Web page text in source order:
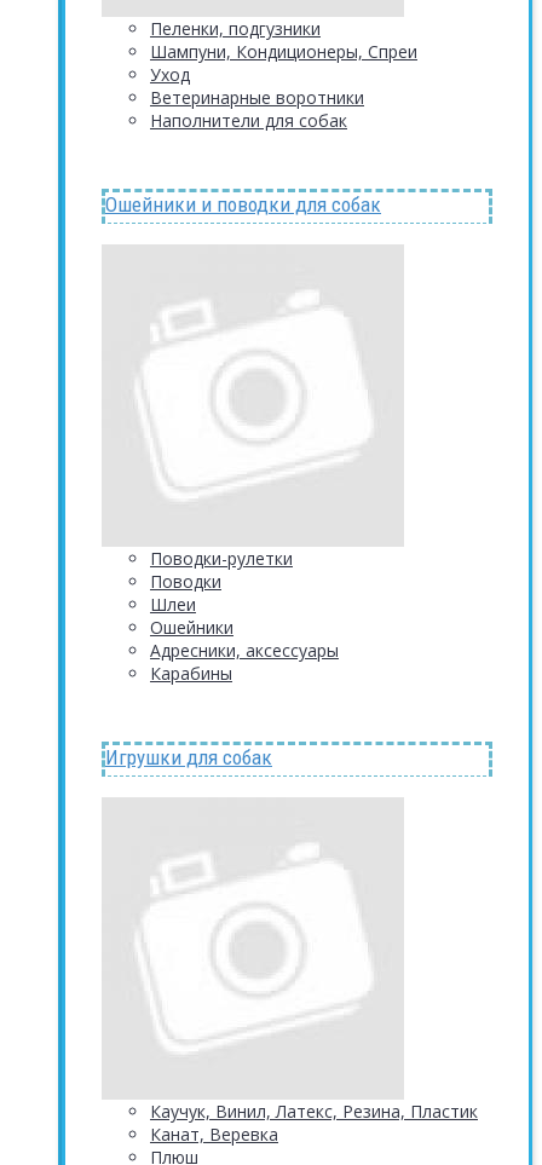
Пеленки, подгузники
Шампуни, Кондиционеры, Спреи
Уход
Ветеринарные воротники
Наполнители для собак
Ошейники и поводки для собак
Поводки-рулетки
Поводки
Шлеи
Ошейники
Адресники, аксессуары
Карабины
Игрушки для собак
Каучук, Винил, Латекс, Резина, Пластик
Канат, Веревка
Плюш